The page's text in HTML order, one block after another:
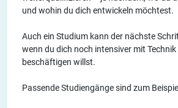
und wohin du dich entwickeln möchtest.
Auch ein Studium kann der nächste
wenn du dich noch intensiver mit
beschäftigen willst.
Passende Studiengänge sind zum